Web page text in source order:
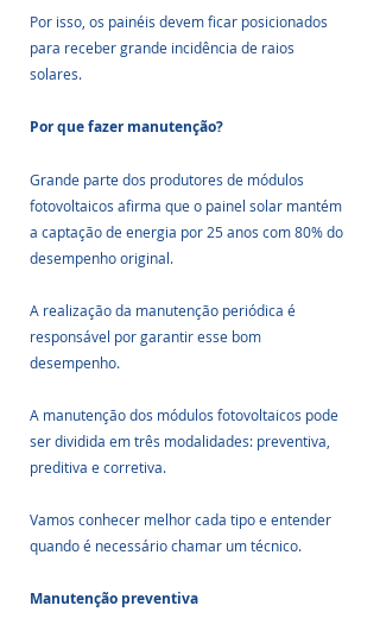
Por isso, os painéis devem ficar posicionados
para receber grande incidência de raios
solares.
Por que fazer manutenção?
Grande parte dos produtores de módulos
fotovoltaicos afirma que o painel solar mantém
a captação de energia por 25 anos com 80% do
desempenho original.
A realização da manutenção periódica é
responsável por garantir esse bom
desempenho.
A manutenção dos módulos fotovoltaicos pode
ser dividida em três modalidades: preventiva,
preditiva e corretiva.
Vamos conhecer melhor cada tipo e entender
quando é necessário chamar um técnico.
Manutenção preventiva